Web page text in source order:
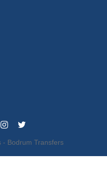
Bodrum Transfers